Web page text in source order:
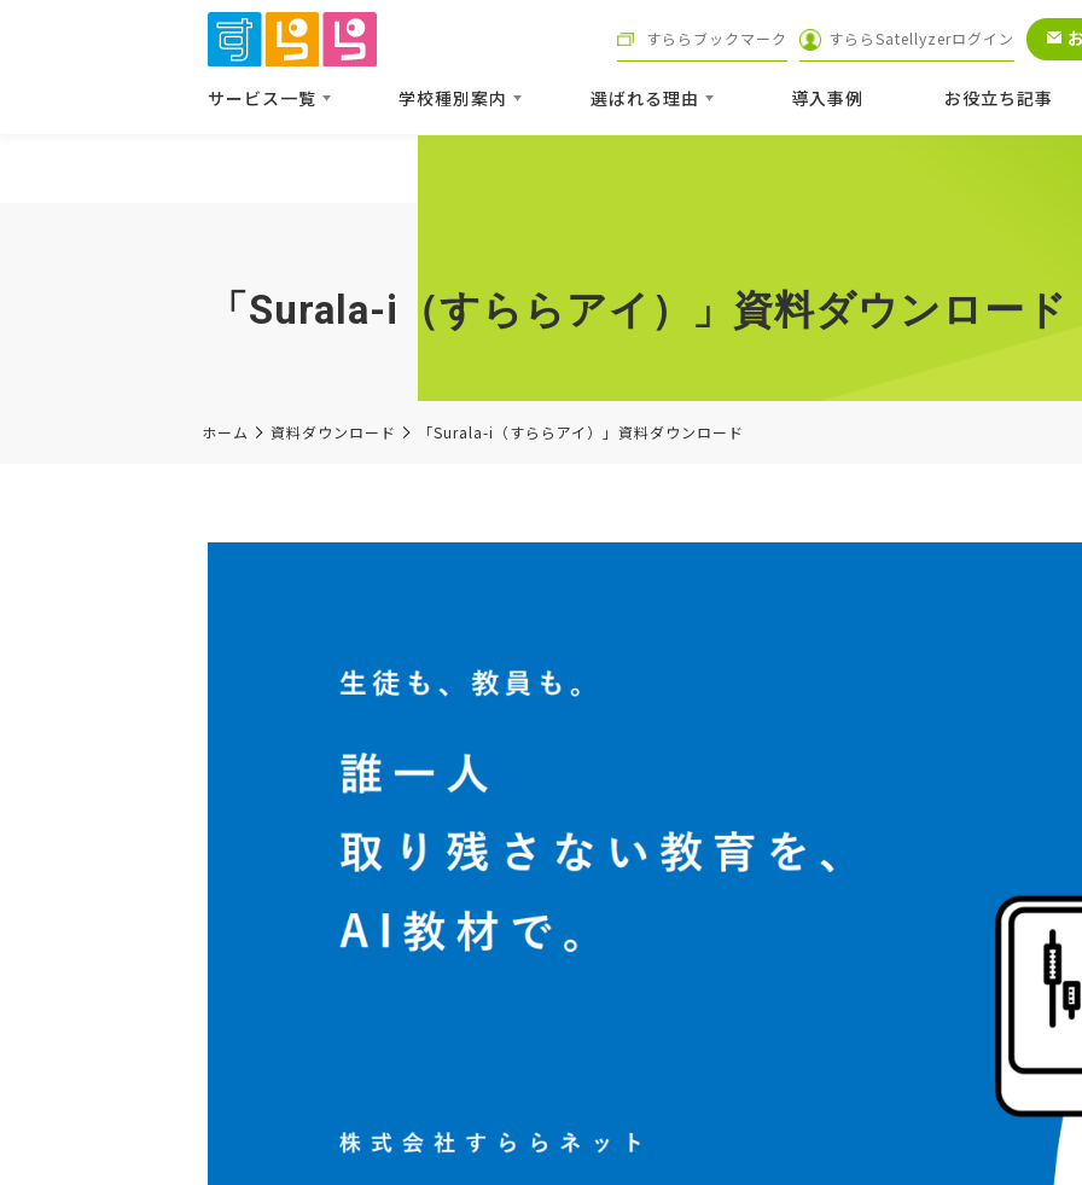
すららブックマーク すららSatellyzerログイン
サービス⼀覧 学校種別案内 選ばれる理由 導⼊事例 お役立ち記事
「Surala-i（すららアイ）」資料ダウンロード
ホーム 資料ダウンロード 「Surala-i（すららアイ）」資料ダウンロード